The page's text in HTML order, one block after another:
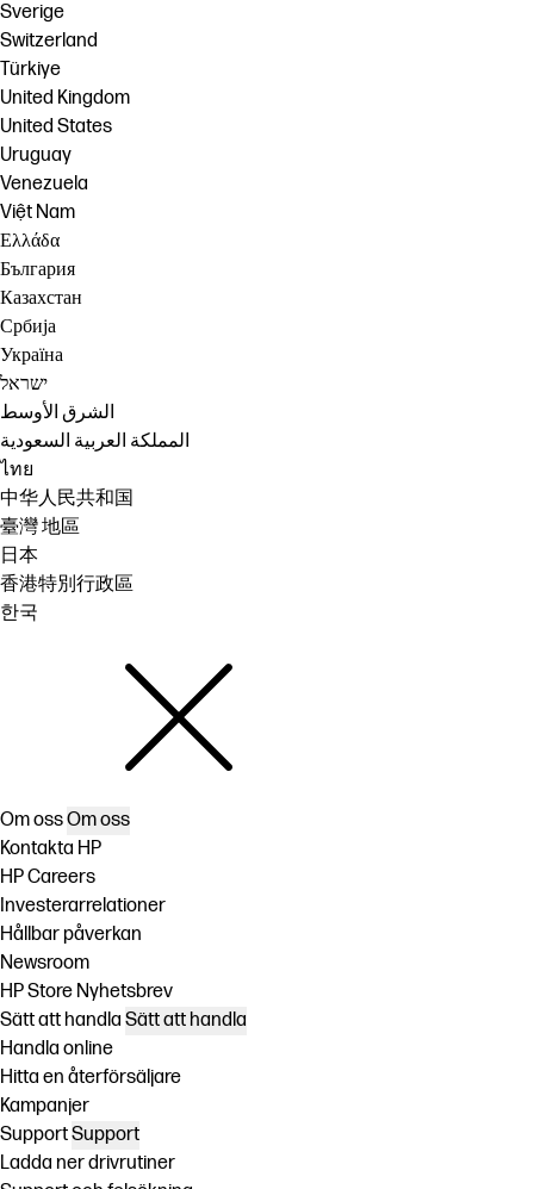
Sverige
Switzerland
Türkiye
United Kingdom
United States
Uruguay
Venezuela
Việt Nam
Ελλάδα
България
Казахстан
Србија
Україна
ישראל
الشرق الأوسط
المملكة العربية السعودية
ไทย
中华人民共和国
臺灣 地區
日本
香港特別行政區
한국
Om ossOm oss
Kontakta HP
HP Careers
Investerarrelationer
Hållbar påverkan
Newsroom
HP Store Nyhetsbrev
Sätt att handla Sätt att handla
Handla online
Hitta en återförsäljare
Kampanjer
SupportSupport
Ladda ner drivrutiner